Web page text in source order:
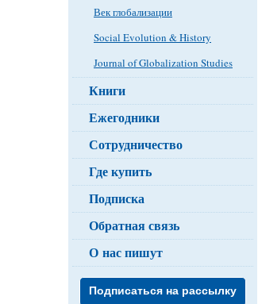
Век глобализации
Social Evolution & History
Journal of Globalization Studies
Книги
Ежегодники
Сотрудничество
Где купить
Подписка
Обратная связь
О нас пишут
Подписаться на рассылку